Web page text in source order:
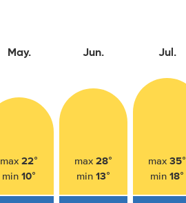
May.
max22°
min10°
Jun.
max 28°
min 13°
Jul.
max35°
min18°